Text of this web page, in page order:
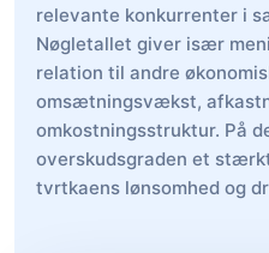
relevante konkurrenter i
Nøgletallet giver især
relation til andre
omsætningsvækst,
omkostningsstruktur. På
overskudsgraden et
tvrtkaens lønsomhed og